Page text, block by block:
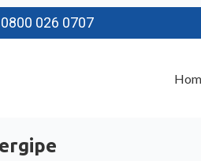
0800 026 0707